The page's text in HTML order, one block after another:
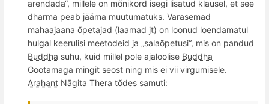
arendada“, millele on mõnikord isegi lisatud klausel, et see
dharma peab jääma muutumatuks. Varasemad
mahaajaana õpetajad (laamad jt) on loonud loendamatul
hulgal keerulisi meetodeid ja „salaõpetusi“, mis on pandud
Buddha suhu, kuid millel pole ajaloolise Buddha
Gootamaga mingit seost ning mis ei vii virgumisele.
Arahant Nāgita Thera tõdes samuti: